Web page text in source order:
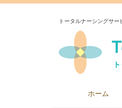
トータルナーシングサ
ホーム